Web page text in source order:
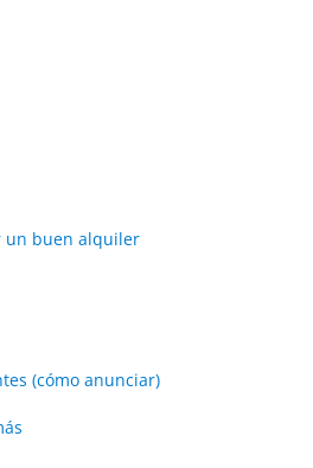
un buen alquiler
(cómo anunciar)